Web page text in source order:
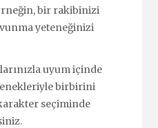
bir rakibinizi
yeteneğinizi
uyum içinde
birbirini
seçiminde